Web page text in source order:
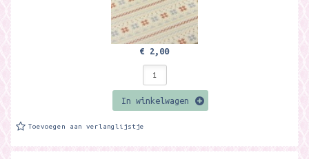
€ 2,00
In winkelwagen
Toevoegen aan verlanglijstje